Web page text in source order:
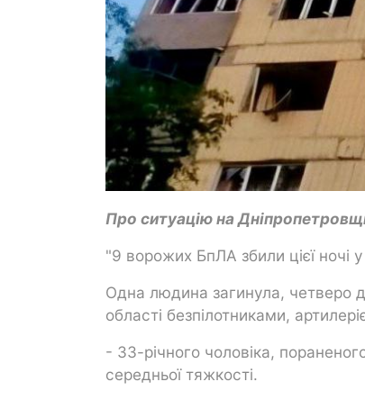
Про ситуацію на
"9 ворожих БпЛА збили цієї ночі
Одна людина загинула, четверо
області безпілотниками,
- 33-річного чоловіка,
середньої тяжкості.